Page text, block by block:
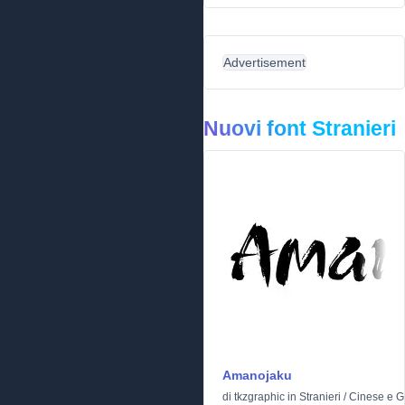
Advertisement
Nuovi font Stranieri
Amanojaku
di tkzgraphic in Stranieri /Cinese e